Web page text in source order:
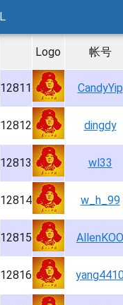
Logo 帐号
12811 CandyYip
12812 dingdy
12813 wl33
12814 w_h_99
12815 AllenKOO
12816